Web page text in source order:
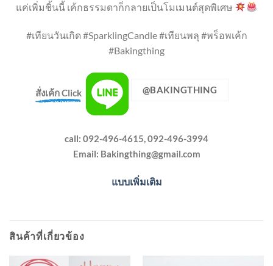
แค่เพิ่มชิ้นนี้ เค้กธรรมดาก็กลายเป็นโมเมนต์สุดพิเศษ
#เทียนวันเกิด #SparklingCandle #เทียนพลุ #พร็อพเค้ก
#Bakingthing
สั่งเค้ก Click @BAKINGTHING
call: 092-496-4615, 092-496-3994
Email: Bakingthing@gmail.com
แบบเพิ่มเติม
สินค้าที่เกี่ยวข้อง